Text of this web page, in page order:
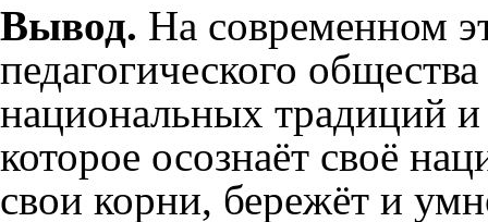
Вывод. На современном
педагогического
национальных традиций
которое осознаёт своё
свои корни, бережёт и